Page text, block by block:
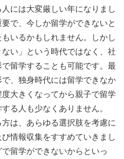
には大変厳しい年になりまし
で、今しか留学ができないと
いるかもしれません。しかし
ない」という時代ではなく、社
留学することも可能です。最
、独身時代には留学できなか
大きくなってから親子で留学
る人も少なくありません。
は、あらゆる選択肢を考慮に
情報収集をすすめていきまし
留学ができないからといっ